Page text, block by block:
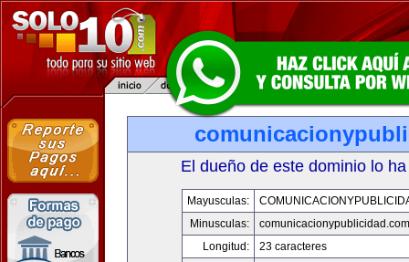
El dueño de este dominio lo
Mayusculas:
Minusculas:
comunicacionypublicidad.com
Longitud:
23 caracteres